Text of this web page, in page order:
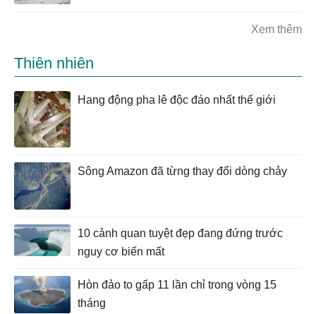
Xem thêm
Thiên nhiên
Hang động pha lê độc đáo nhất thế giới
Sông Amazon đã từng thay đổi dòng chảy
10 cảnh quan tuyệt đẹp đang đứng trước
nguy cơ biến mất
Hòn đảo to gấp 11 lần chỉ trong vòng 15
tháng